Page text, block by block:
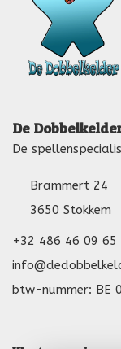
De
De
Brammert 24
3650 Stokkem
+32 486 46 09 65
btw-nummer: BE